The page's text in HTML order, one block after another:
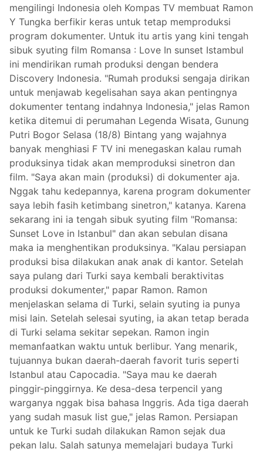
mengilingi Indonesia oleh Kompas TV membuat Ramon
Y Tungka berfikir keras untuk tetap memproduksi
program dokumenter. Untuk itu artis yang kini tengah
sibuk syuting film Romansa : Love In sunset Istambul
ini mendirikan rumah produksi dengan bendera
Discovery Indonesia. "Rumah produksi sengaja dirikan
untuk menjawab kegelisahan saya akan pentingnya
dokumenter tentang indahnya Indonesia," jelas Ramon
ketika ditemui di perumahan Legenda Wisata, Gunung
Putri Bogor Selasa (18/8) Bintang yang wajahnya
banyak menghiasi F TV ini menegaskan kalau rumah
produksinya tidak akan memproduksi sinetron dan
film. "Saya akan main (produksi) di dokumenter aja.
Nggak tahu kedepannya, karena program dokumenter
saya lebih fasih ketimbang sinetron," katanya. Karena
sekarang ini ia tengah sibuk syuting film "Romansa:
Sunset Love in Istanbul" dan akan sebulan disana
maka ia menghentikan produksinya. "Kalau persiapan
produksi bisa dilakukan anak anak di kantor. Setelah
saya pulang dari Turki saya kembali beraktivitas
produksi dokumenter," papar Ramon. Ramon
menjelaskan selama di Turki, selain syuting ia punya
misi lain. Setelah selesai syuting, ia akan tetap berada
di Turki selama sekitar sepekan. Ramon ingin
memanfaatkan waktu untuk berlibur. Yang menarik,
tujuannya bukan daerah-daerah favorit turis seperti
Istanbul atau Capocadia. "Saya mau ke daerah
pinggir-pinggirnya. Ke desa-desa terpencil yang
warganya nggak bisa bahasa Inggris. Ada tiga daerah
yang sudah masuk list gue," jelas Ramon. Persiapan
untuk ke Turki sudah dilakukan Ramon sejak dua
pekan lalu. Salah satunya memelajari budaya Turki